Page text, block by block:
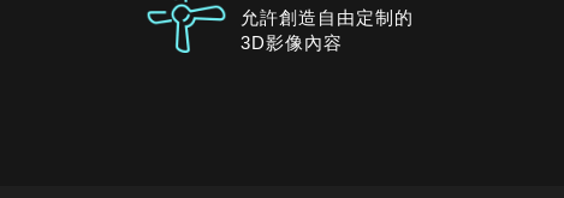
允許創造自由定制的
3D影像內容